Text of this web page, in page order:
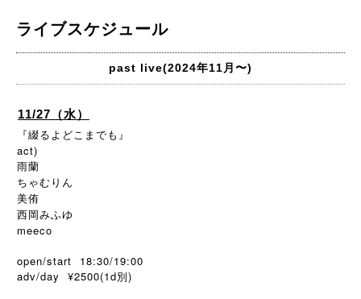
ライブスケジュール
past live(2024年11月〜)
11/27（水）
『綴るよどこまでも』
act)
雨蘭
ちゃむりん
美侑
西岡みふゆ
meeco
open/start 18:30/19:00
adv/day ¥2500(1d別)